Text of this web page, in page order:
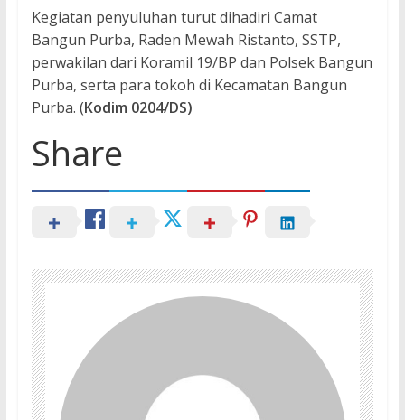
Kegiatan penyuluhan turut dihadiri Camat
Bangun Purba, Raden Mewah Ristanto, SSTP,
perwakilan dari Koramil 19/BP dan Polsek Bangun
Purba, serta para tokoh di Kecamatan Bangun
Purba. (Kodim 0204/DS)
Share